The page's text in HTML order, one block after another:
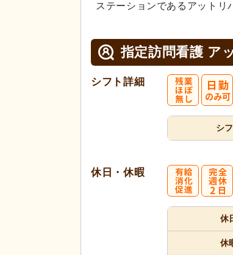
ステーションであるアットリ
指定訪問看護 ア
シフト詳細
シ
休日・休暇
休
休